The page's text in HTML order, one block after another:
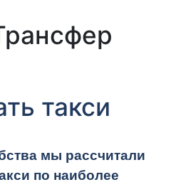
такси
мы рассчитали
по наиболее